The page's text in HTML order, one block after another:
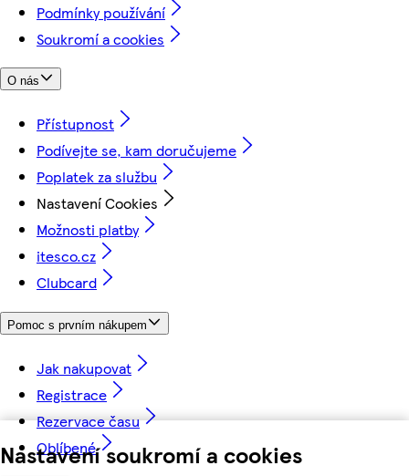
Nastavení soukromí a cookies
Podmínky používání
Soukromí a cookies
O nás
Přístupnost
Podívejte se, kam doručujeme
Poplatek za službu
Nastavení Cookies
Možnosti platby
itesco.cz
Clubcard
Pomoc s prvním nákupem
Jak nakupovat
Registrace
Rezervace času
Oblíbené